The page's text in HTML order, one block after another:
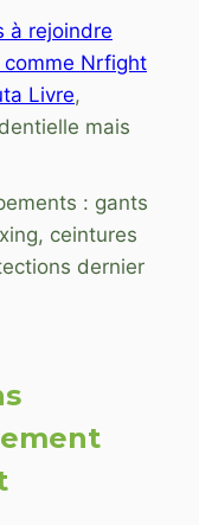
à rejoindre
Nrfight
Livre,
mais
: gants
ceintures
dernier